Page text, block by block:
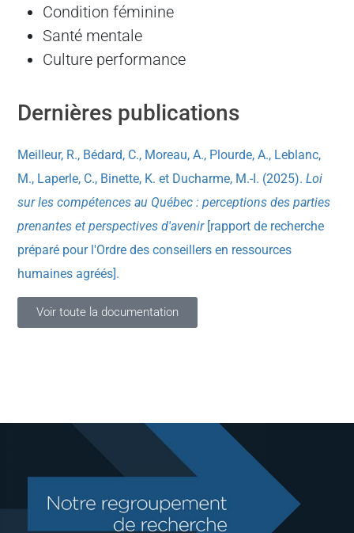
Condition féminine
Santé mentale
Culture performance
Dernières publications
Meilleur, R., Bédard, C., Moreau, A., Plourde, A., Leblanc,
M., Laperle, C., Binette, K. et Ducharme, M.-I. (2025). Loi
sur les compétences au Québec : perceptions des parties
prenantes et perspectives d'avenir [rapport de recherche
préparé pour l'Ordre des conseillers en ressources
humaines agréés].
Voir toute la documentation